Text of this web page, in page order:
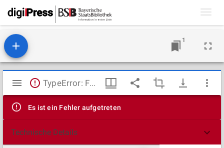
1
Mirador
Viewer
TypeError: Failed to fetch
Es ist ein Fehler aufgetreten
Technische Details